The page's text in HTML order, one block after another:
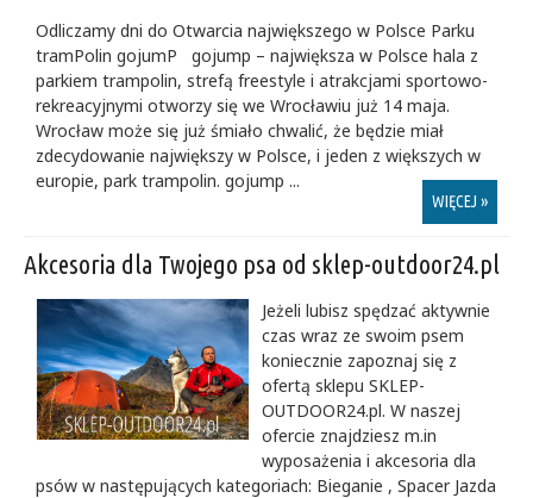
Odliczamy dni do Otwarcia największego w Polsce Parku
tramPolin gojumP gojump – największa w Polsce hala z
parkiem trampolin, strefą freestyle i atrakcjami sportowo-
rekreacyjnymi otworzy się we Wrocławiu już 14 maja.
Wrocław może się już śmiało chwalić, że będzie miał
zdecydowanie największy w Polsce, i jeden z większych w
europie, park trampolin. gojump ...
WIĘCEJ »
Akcesoria dla Twojego psa od sklep-outdoor24.pl
Jeżeli lubisz spędzać aktywnie
czas wraz ze swoim psem
koniecznie zapoznaj się z
ofertą sklepu SKLEP-
OUTDOOR24.pl. W naszej
ofercie znajdziesz m.in
wyposażenia i akcesoria dla
psów w następujących kategoriach: Bieganie , Spacer Jazda